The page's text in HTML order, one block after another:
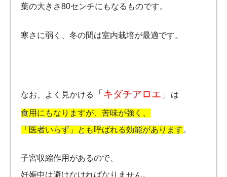
葉の大きさ80センチにもなるものです。
寒さに弱く、冬の間は室内栽培が最適です。
なお、よく見かける 「キダチアロエ 」 は
食用にもなりますが、苦味が強く、
「医者いらず」とも呼ばれる効能があります。
子宮収縮作用があるので、
妊娠中は避けなければなりません。